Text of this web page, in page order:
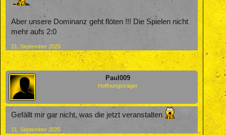
Aber unsere Dominanz geht flöten !!! Die Spielen nicht
mehr aufs 2:0
21. September 2025
Paul009
Hoffnungsträger
Gefällt mir gar nicht, was die jetzt veranstalten
21. September 2025